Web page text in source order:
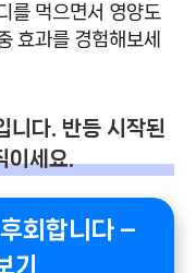
를 먹으면서 영양도
효과를 경험해보세
니다. 반등 시작된
이세요.
회합니다 –
기